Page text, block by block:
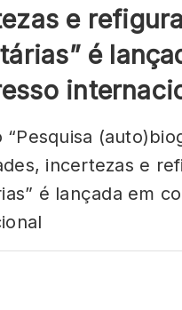
e
é
“Pesquisa
incertezas e
é lançada em